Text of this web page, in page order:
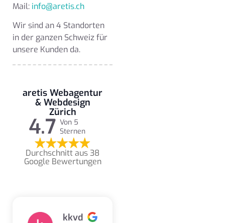
Mail: info@aretis.ch
Wir sind an 4 Standorten
in der ganzen Schweiz für
unsere Kunden da.
aretis Webagentur
& Webdesign
Zürich
4.7 Von 5
Sternen
Durchschnitt aus 38
Google Bewertungen
kkvd